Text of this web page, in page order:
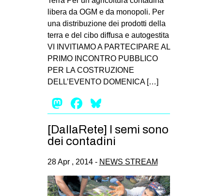
MONDO
EVENTI
in
Fb
ms
SEARCH
libera da OGM e da monopoli. Per
una distribuzione dei prodotti della
terra e del cibo diffusa e autogestita
VI INVITIAMO A PARTECIPARE AL
PRIMO INCONTRO PUBBLICO
PER LA COSTRUZIONE
DELL’EVENTO DOMENICA […]
Mastodon
Facebook
[DallaRete] I semi sono
dei contadini
28 Apr , 2014 - NEWS STREAM